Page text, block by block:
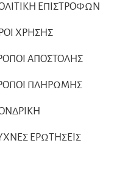
ΕΠΙΣΤΡΟΦΩΝ
ΧΡΗΣΗΣ
ΑΠΟΣΤΟΛΗΣ
ΠΛΗΡΩΜΗΣ
ΕΡΩΤΗΣΕΙΣ